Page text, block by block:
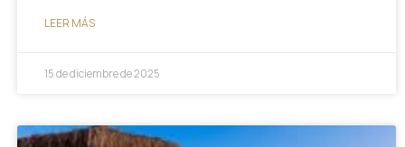
LEER MÁS
15 de diciembre de 2025